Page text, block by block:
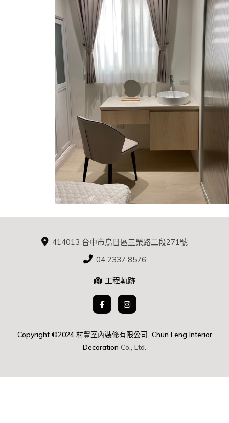
414013 台中市烏日區三榮路二段271號
04 2337 8576
工程軌跡
Copyright ©2024 村豐室內裝修有限公司 Chun Feng Interior
Decoration Co., Ltd.